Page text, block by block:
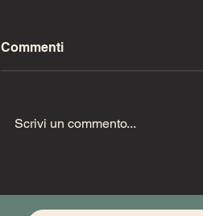
Commenti
Scrivi un commento...